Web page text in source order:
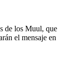
de los Muul, que
el mensaje en